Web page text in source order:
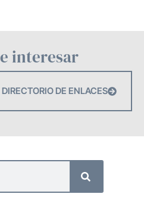
interesar
DIRECTORIO DE ENLACES